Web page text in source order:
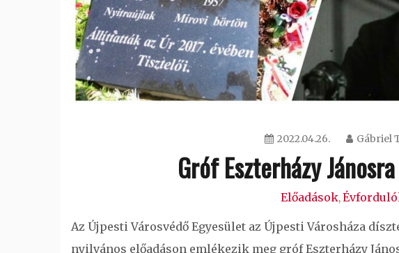
2022.04.26. Gábriel
Gróf Eszterházy
Előadások,
Az Újpesti Városvédő Egyesület az Újpesti Városháza
nyilvános előadáson emlékezik meg gróf Eszterházy